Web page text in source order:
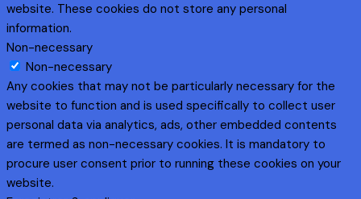
website. These cookies do not store any personal
information.
Non-necessary
Non-necessary
Any cookies that may not be particularly necessary for the
website to function and is used specifically to collect user
personal data via analytics, ads, other embedded contents
are termed as non-necessary cookies. It is mandatory to
procure user consent prior to running these cookies on your
website.